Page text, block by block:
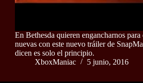
En Bethesda quieren engancharnos
nuevas con este nuevo tráiler de
dicen es solo el principio.
XboxManiac
5 junio, 2016